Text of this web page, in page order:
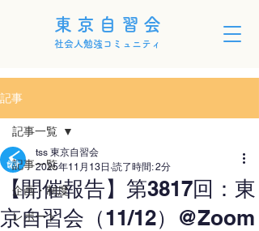
東京自習会
社会人勉強コミュニティ
記事
記事一覧
企画・制度
レポート
記事一覧
【開催報告】第3817回：東
京自習会（11/12）@Zoom
tss 東京自習会
2025年11月13日 読了時間: 2分